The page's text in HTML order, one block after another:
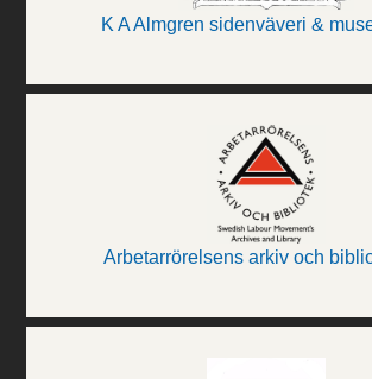
K A Almgren sidenväveri &
Arbetarrörelsens arkiv och